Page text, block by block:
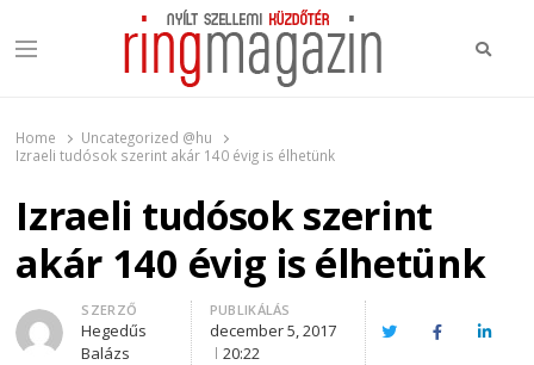
Menu
Home
Uncategorized @hu
Izraeli tudósok szerint akár 140 évig is élhetünk
Izraeli tudósok szerint
akár 140 évig is élhetünk
Author
SZERZŐ
Hegedűs
Balázs
PUBLIKÁLÁS
december 5, 2017
20:22
TwitterFacebook